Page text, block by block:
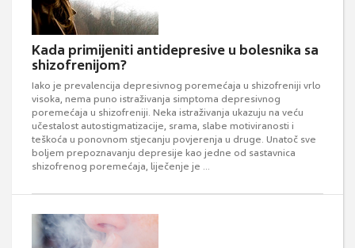
Kada primijeniti antidepresive u bolesnika sa
shizofrenijom?
Iako je prevalencija depresivnog poremećaja u shizofreniji vrlo
visoka, nema puno istraživanja simptoma depresivnog
poremećaja u shizofreniji. Neka istraživanja ukazuju na veću
učestalost autostigmatizacije, srama, slabe motiviranosti i
teškoća u ponovnom stjecanju povjerenja u druge. Unatoč sve
boljem prepoznavanju depresije kao jedne od sastavnica
shizofrenog poremećaja, liječenje je ...